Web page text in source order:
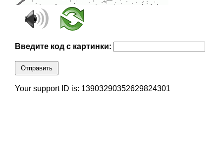
Введите код с картинки:
Отправить
Your support ID is: 13903290352629824301